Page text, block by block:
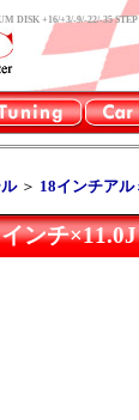
DISK +16/+3/-9/-22/-35
＞ 18インチア
ンチ